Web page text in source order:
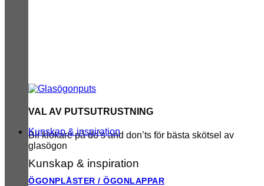
VAL AV PUTSUTRUSTNING
Bli klokare på do’s and don’ts för bästa skötsel av
glasögon
Kunskap & inspiration
Kunskap & inspiration
ÖGONPLÅSTER / ÖGONLAPPAR